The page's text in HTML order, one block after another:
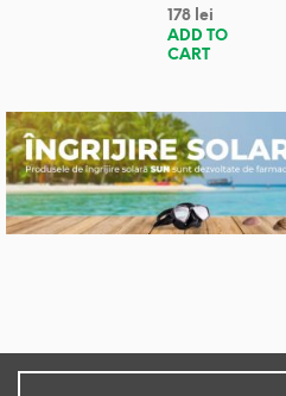
178 lei
ADD TO
CART